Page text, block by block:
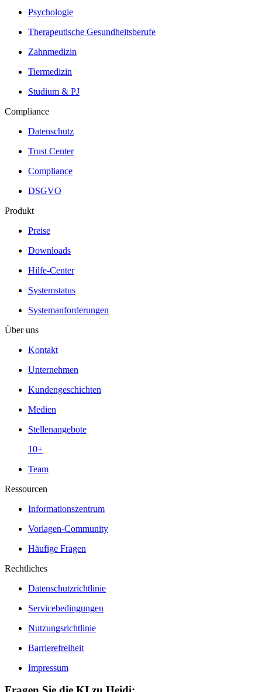
Psychologie
Therapeutische Gesundheitsberufe
Zahnmedizin
Tiermedizin
Studium & PJ
Compliance
Datenschutz
Trust Center
Compliance
DSGVO
Produkt
Preise
Downloads
Hilfe-Center
Systemstatus
Systemanforderungen
Über uns
Kontakt
Unternehmen
Kundengeschichten
Medien
Stellenangebote
10+
Team
Ressourcen
Informationszentrum
Vorlagen-Community
Häufige Fragen
Rechtliches
Datenschutzrichtlinie
Servicebedingungen
Nutzungsrichtlinie
Barrierefreiheit
Impressum